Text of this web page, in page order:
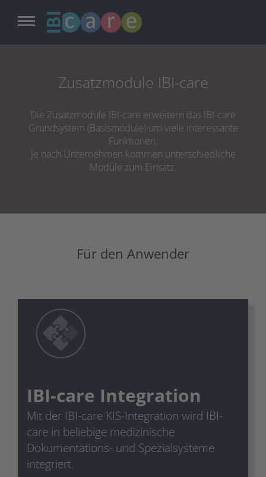
Inhalt
Zusatzmodule IBI-care
Die Zusatzmodule IBI-care erweitern das IBI-care
Grundsystem (Basismodule) um viele interessante
Funktionen.
Je nach Unternehmen kommen unterschiedliche
Module zum Einsatz.
Für den Anwender
IBI-care Integration
Mit der IBI-care KIS-Integration wird IBI-
care in beliebige medizinische
Dokumentations- und Spezialsysteme
integriert.